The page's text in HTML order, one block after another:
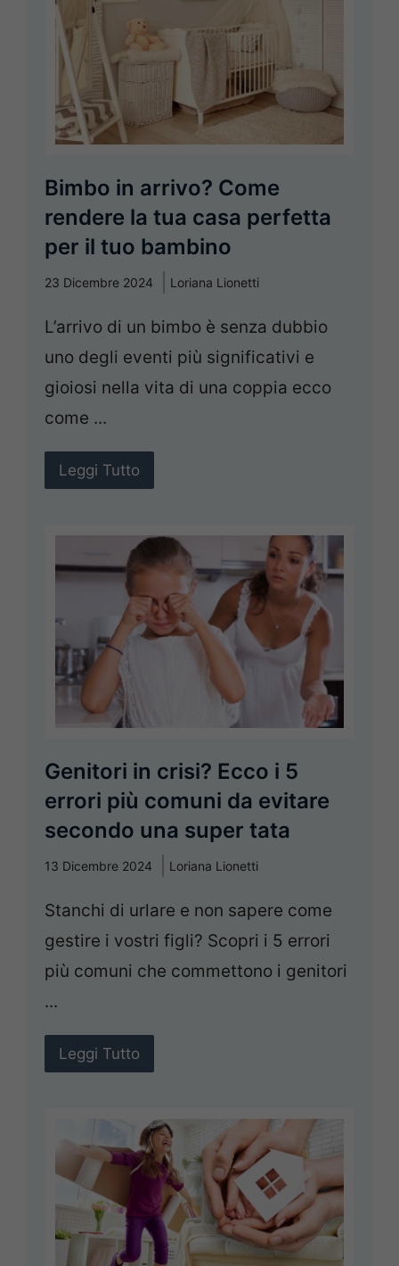
Bimbo in arrivo? Come
rendere la tua casa perfetta
per il tuo bambino
23 Dicembre 2024 Loriana Lionetti
L’arrivo di un bimbo è senza dubbio
uno degli eventi più significativi e
gioiosi nella vita di una coppia ecco
come ...
Leggi Tutto
Genitori in crisi? Ecco i 5
errori più comuni da evitare
secondo una super tata
13 Dicembre 2024 Loriana Lionetti
Stanchi di urlare e non sapere come
gestire i vostri figli? Scopri i 5 errori
più comuni che commettono i genitori
...
Leggi Tutto